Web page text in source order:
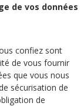
de vos données
confiez sont
de vous fournir
que vous nous
sécurisation de
de